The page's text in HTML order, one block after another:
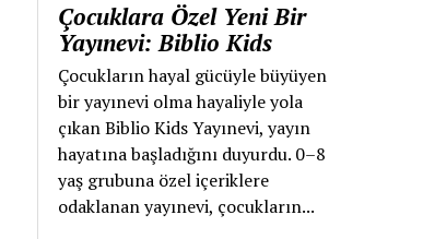
Çocuklara Özel Yeni Bir
Yayınevi: Biblio Kids
Çocukların hayal gücüyle büyüyen
bir yayınevi olma hayaliyle yola
çıkan Biblio Kids Yayınevi, yayın
hayatına başladığını duyurdu. 0–8
yaş grubuna özel içeriklere
odaklanan yayınevi, çocukların...